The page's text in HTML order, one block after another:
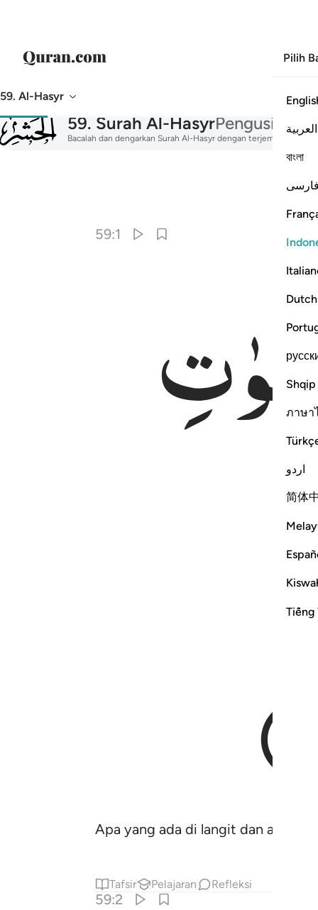
Pilih
العربية
বাংলা
Dutch
Shqip
ภาษา
اردو
简体
Tiếng
59. Al-Hasyr
59. Surah Al-HasyrPengusiran
Bacalah dan dengarkan Surah Al-Hasyr dengan terjemahan,
59:1
Apa yang ada di langit dan apa
Tafsir Pelajaran Refleksi
59:2